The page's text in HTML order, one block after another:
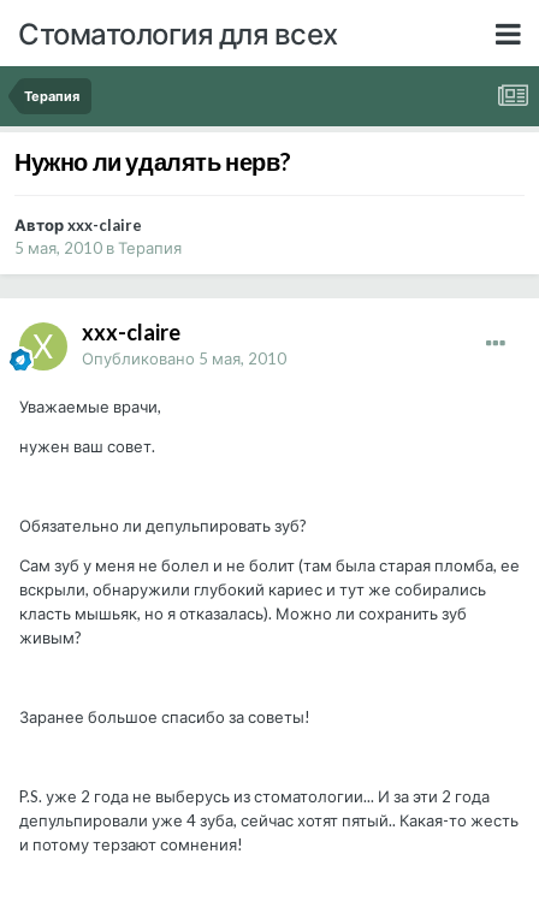
Стоматология для всех
Терапия
Нужно ли удалять нерв?
Автор xxx-claire
5 мая, 2010 вТерапия
xxx-claire
Опубликовано 5 мая, 2010
Уважаемые врачи,
нужен ваш совет.
Обязательно ли депульпировать зуб?
Сам зуб у меня не болел и не болит (там была старая пломба, ее
вскрыли, обнаружили глубокий кариес и тут же собирались
класть мышьяк, но я отказалась). Можно ли сохранить зуб
живым?
Заранее большое спасибо за советы!
P.S. уже 2 года не выберусь из стоматологии... И за эти 2 года
депульпировали уже 4 зуба, сейчас хотят пятый.. Какая-то жесть
и потому терзают сомнения!